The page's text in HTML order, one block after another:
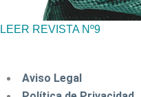
LEER REVISTA Nº9
Aviso Legal